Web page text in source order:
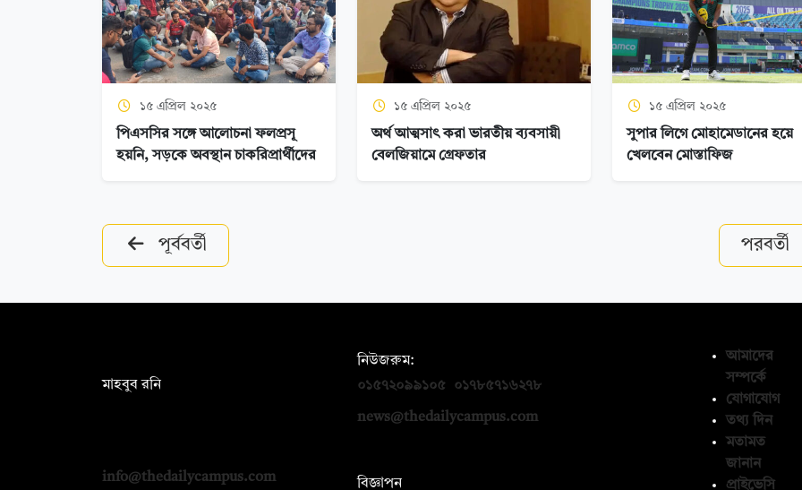
১৫ এপ্রিল ২০২৫
পিএসসির সঙ্গে আলোচনা ফলপ্রসূ
হয়নি, সড়কে অবস্থান চাকরিপ্রার্থীদের
১৫ এপ্রিল ২০২৫
অর্থ আত্মসাৎ করা ভারতীয় ব্যবসায়ী
বেলজিয়ামে গ্রেফতার
১৫ এপ্রিল ২০২৫
সুপার লিগে মোহামেডানের হয়ে
খেলবেন মোস্তাফিজ
পূর্ববর্তী পরবর্তী
মাহবুব রনি
info@thedailycampus.com
নিউজরুম:
০১৫৭২০৯৯১০৫
০১৭৮৫৭১৬২৭৮
news@thedailycampus.com
বিজ্ঞাপন
আমাদের
সম্পর্কে
যোগাযোগ
তথ্য দিন
মতামত
জানান
প্রাইভেসি